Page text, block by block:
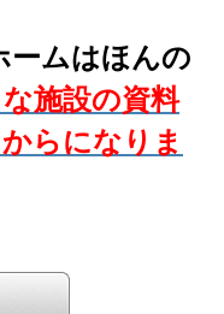
ームはほんの
施設の資料
らになりま